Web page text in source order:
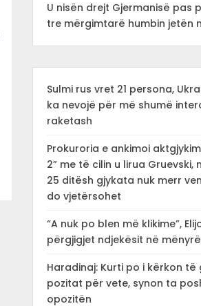
U nisën drejt Gjermanisë pas
tre mërgimtarë humbin jetën
Sulmi rus vret 21 persona,
ka nevojë për më shumë
raketash
Prokuroria e ankimoi
2” me të cilin u lirua Gruevski,
25 ditësh gjykata nuk merr
do vjetërsohet
“A nuk po blen më klikime”,
përgjigjet ndjekësit në
Haradinaj: Kurti po i kërkon të
pozitat për vete, synon ta
opozitën